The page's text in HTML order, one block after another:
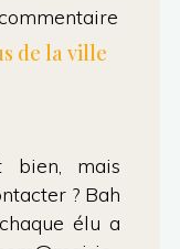
de la ville
bien, mais
? Bah
élu a